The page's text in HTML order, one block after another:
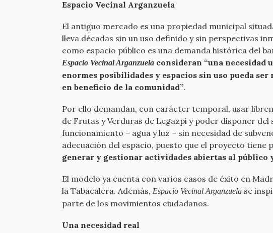
Espacio Vecinal Arganzuela
El antiguo mercado es una propiedad municipal
lleva décadas sin un uso definido y sin perspectivas
como espacio público es una demanda histórica del
Espacio Vecinal Arganzuela consideran “una necesidad
enormes posibilidades y espacios sin uso pueda
en beneficio de la comunidad”.
Por ello demandan, con carácter temporal, usar
de Frutas y Verduras de Legazpi y poder disponer
funcionamiento – agua y luz – sin necesidad de
adecuación del espacio, puesto que el proyecto tiene
generar y gestionar actividades abiertas al público
El modelo ya cuenta con varios casos de éxito en
la Tabacalera. Además, Espacio Vecinal Arganzuela se
parte de los movimientos ciudadanos.
Una necesidad real